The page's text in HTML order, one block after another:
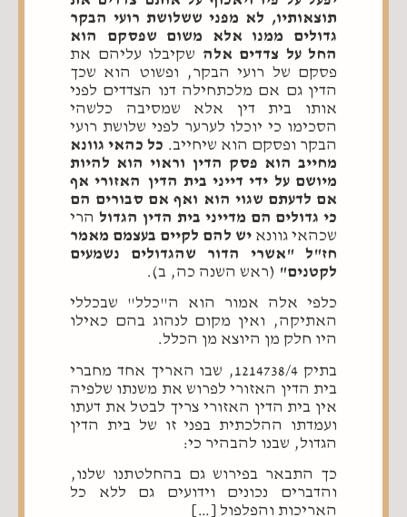
תוצאותיו, לא מפני ששלושת רועי הבקר
גדולים ממנו אלא משום שפסקם הוא
החל על צדדים אלה שקיבלו עליהם את
פסקם של רועי הבקר, ופשוט הוא שכך
הדין גם אם מלכתחילה דנו הצדדים לפני
אותו בית דין אלא שמסיבה כלשהי
הסכימו כי יוכלו לערער לפני שלושת רועי
הבקר ופסקם הוא שיחייב. כל כהאי גוונא
מחייב הוא פסק הדין וראוי הוא להיות
מיושם על ידי דייני בית הדין האזורי אף
אם לדעתם שגוי הוא ואף אם סבורים הם
כי גדולים הם מדייני בית הדין הגדול הרי
שכהאי גוונא יש להם לקיים בעצמם מאמר
חז"ל "אשרי הדור שהגדולים נשמעים
לקטנים" (ראש השנה כה, ב).
כלפי אלה אמור הוא ה"כלל" שבכללי
האתיקה, ואין מקום לנהוג בהם כאילו
היו חלק מן היוצא מן הכלל.
בתיק 1214738/4, שבו האריך אחד מחברי
בית הדין האזורי לפרוש את משנתו שלפיה
אין בית הדין האזורי צריך לבטל את דעתו
ועמדתו ההלכתית בפני זו של בית הדין
הגדול, שבנו להבהיר כי:
כך התבאר בפירוש גם בהחלטתנו שלנו,
והדברים נכונים וידועים גם ללא כל
האריכות והפלפול […]